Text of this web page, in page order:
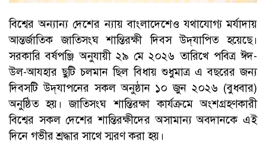
বিশ্বের অন্যান্য দেশের ন্যায় বাংলাদেশেও যথাযোগ্য মর্যাদায়
আন্তর্জাতিক জাতিসংঘ শান্তিরক্ষী দিবস উদ্‌যাপিত হয়েছে।
সরকারি বর্ষপঞ্জি অনুযায়ী ২৯ মে ২০২৬ তারিখে পবিত্র ঈদ-
উল-আযহার ছুটি চলমান ছিল বিধায় শুধুমাত্র এ বছরের জন্য
দিবসটি উদ্‌যাপনের সকল অনুষ্ঠান ১০ জুন ২০২৬ (বুধবার)
অনুষ্ঠিত হয়। জাতিসংঘ শান্তিরক্ষা কার্যক্রমে অংশগ্রহণকারী
বিশ্বের সকল দেশের শান্তিরক্ষীদের অসামান্য অবদানকে এই
দিনে গভীর শ্রদ্ধার সাথে স্মরণ করা হয়।